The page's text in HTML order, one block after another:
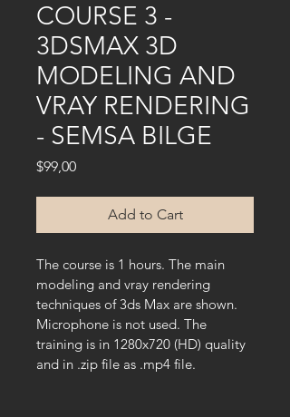
COURSE 3 -
3DSMAX 3D
MODELING AND
VRAY RENDERING
- SEMSA BILGE
$99,00Price
Add to Cart
The course is 1 hours. The main
modeling and vray rendering
techniques of 3ds Max are shown.
Microphone is not used. The
training is in 1280x720 (HD) quality
and in .zip file as .mp4 file.